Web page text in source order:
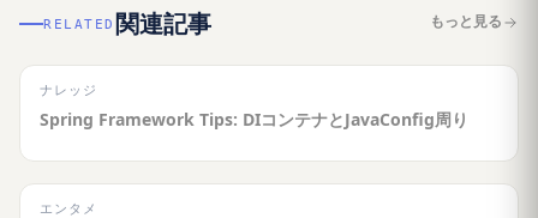
RELATED 関連記事 もっと見る
ナレッジ
Spring Framework Tips: DIコンテナとJavaConfig周り
エンタメ